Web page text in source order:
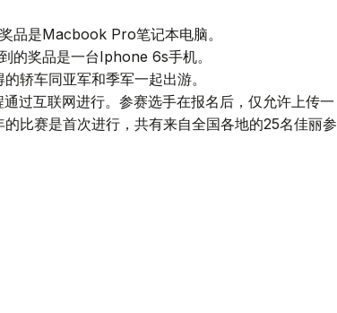
品是Macbook Pro笔记本电脑。
的奖品是一台Iphone 6s手机。
轿车同亚军和季军一起出游。
过互联网进行。参赛选手在报名后，仅允许上传一
比赛是首次进行，共有来自全国各地的25名佳丽参